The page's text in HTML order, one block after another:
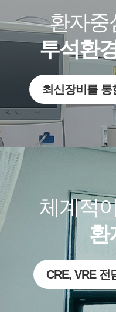
환자중
투석환
최신장비를 통
체계적
환
CRE, VRE 전